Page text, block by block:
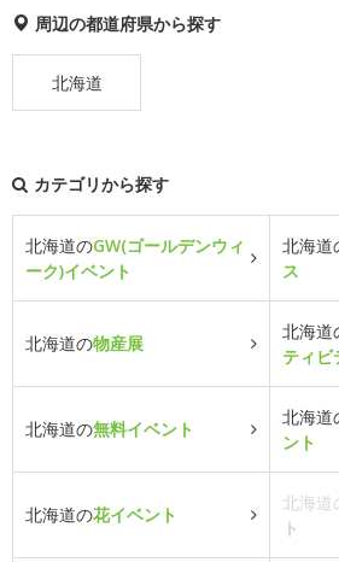
周辺の都道府県から探す
北海道
カテゴリから探す
北海道のGW(ゴールデンウィ
ーク)イベント
北海道
ス
北海道の物産展
北海道
ティビ
北海道の無料イベント
北海道
ント
北海道の花イベント
北海道
ト